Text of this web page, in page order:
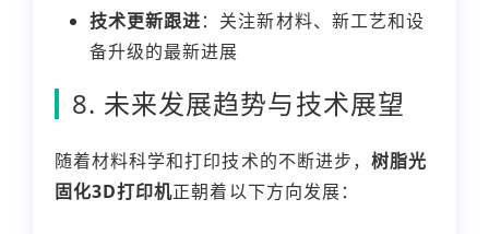
技术更新跟进：关注新材料、新工艺和设
备升级的最新进展
8. 未来发展趋势与技术展望
随着材料科学和打印技术的不断进步， 树脂光
固化3D打印机正朝着以下方向发展：